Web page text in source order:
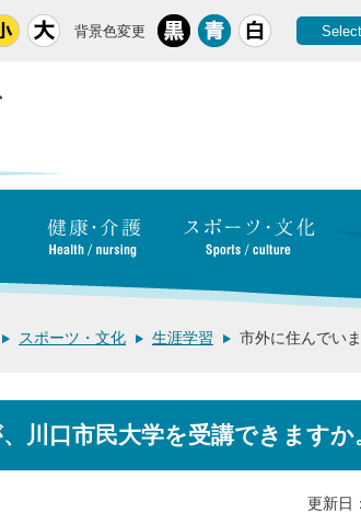
背景色変更
スポーツ・文化 生涯学習 市外に住んでい
川口市民大学を受講できますか
更新日